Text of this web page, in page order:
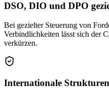
DSO, DIO und DPO
Bei gezielter Steuerung von
Verbindlichkeiten lässt sich der
verkürzen.
Internationale